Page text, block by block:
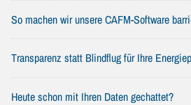
So machen wir unsere CAFM-Software
Transparenz statt Blindflug für Ihre
Heute schon mit Ihren Daten gechattet?